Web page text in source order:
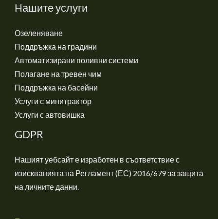
Нашите услуги
Озеленяване
Поддръжка на градини
Автоматизирани поливни системи
Полагане на тревен чим
Поддръжка на басейни
Услуги с минитрактор
Услуги с автовишка
GDPR
Нашият уебсайт е изработен в съответствие с
изискванията на Регламент (ЕС) 2016/679 за защита
на личните данни.